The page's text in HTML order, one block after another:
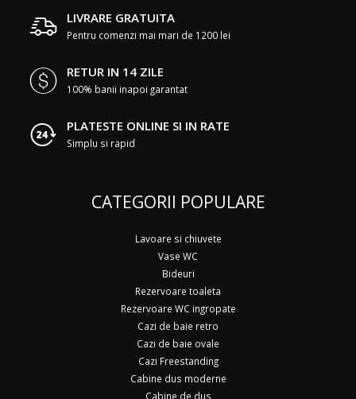
LIVRARE GRATUITA
Pentru comenzi mai mari de 1200 lei
RETUR IN 14 ZILE
100% banii inapoi garantat
PLATESTE ONLINE SI IN RATE
Simplu si rapid
CATEGORII POPULARE
Lavoare si chiuvete
Vase WC
Bideuri
Rezervoare toaleta
Rezervoare WC ingropate
Cazi de baie retro
Cazi de baie ovale
Cazi Freestanding
Cabine dus moderne
Cabine de dus